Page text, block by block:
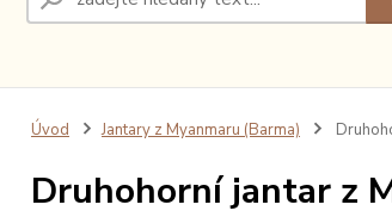
Úvod Jantary z Myanmaru (Barma)
Druhohorní jantar z